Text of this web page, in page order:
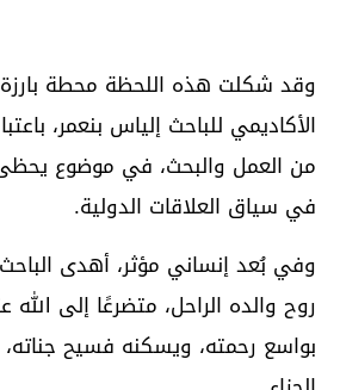
وقد شكلت هذه اللحظة محطة
الأكاديمي للباحث إلياس بنعمر،
من العمل والبحث، في موضوع يحظى
في سياق العلاقات الدولية.
وفي بُعد إنساني مؤثر، أهدى الباحث
روح والده الراحل، متضرعًا إلى
بواسع رحمته، ويسكنه فسيح جناته،